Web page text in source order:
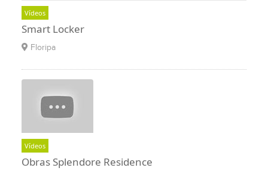
Vídeos
Smart Locker
Floripa
Vídeos
Obras Splendore Residence